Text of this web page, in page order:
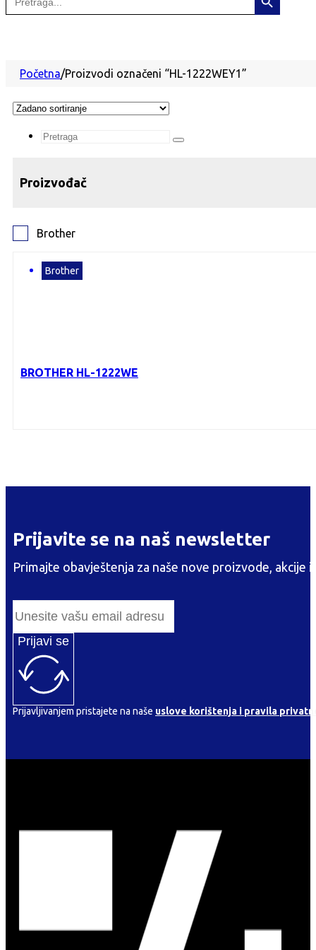
for:
Početna/Proizvodi označeni “HL-1222WEY1”
Search
Proizvođač
Brother
BROTHER HL-1222WE
Brother
Prijavite se na naš newsletter
Primajte obavještenja za naše nove proizvode, akcije
Prijavi se
Prijavljivanjem pristajete na naše uslove korištenja i pravila